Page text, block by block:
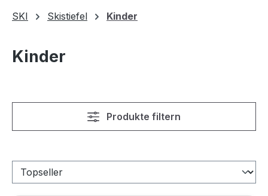
SKI Skistiefel Kinder
Kinder
Produkte filtern